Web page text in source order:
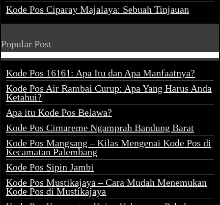
Kode Pos Ciparay Majalaya: Sebuah Tinjauan
Popular Post
Kode Pos 16161: Apa Itu dan Apa Manfaatnya?
Kode Pos Air Rambai Curup: Apa Yang Harus Anda
Ketahui?
Apa itu Kode Pos Belawa?
Kode Pos Cimareme Ngamprah Bandung Barat
Kode Pos Mangsang – Kilas Mengenai Kode Pos di
Kecamatan Palembang
Kode Pos Sipin Jambi
Kode Pos Mustikajaya – Cara Mudah Menemukan
Kode Pos di Mustikajaya